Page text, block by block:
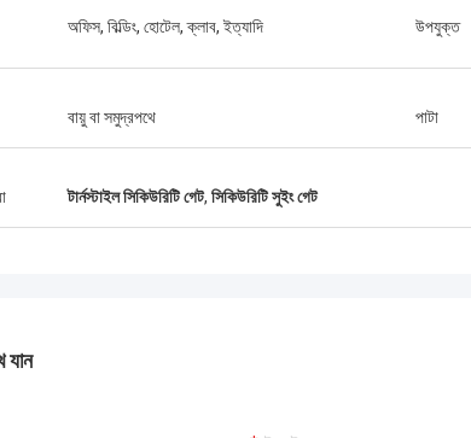
অফিস, বিল্ডিং, হোটেল, ক্লাব, ইত্যাদি উপযুক্ত
বায়ু বা সমুদ্রপথে পাটা
টার্নস্টাইল সিকিউরিটি গেট, সিকিউরিটি সুইং গেট
যান